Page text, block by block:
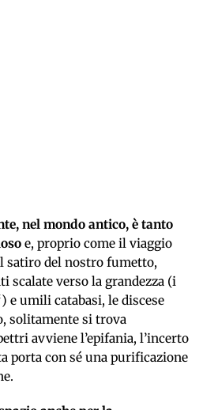
nel mondo antico, è tanto
e, proprio come il viaggio
satiro del nostro fumetto,
scalate verso la grandezza (i
e umili catabasi, le discese
solitamente si trova
avviene l’epifania, l’incerto
porta con sé una purificazione